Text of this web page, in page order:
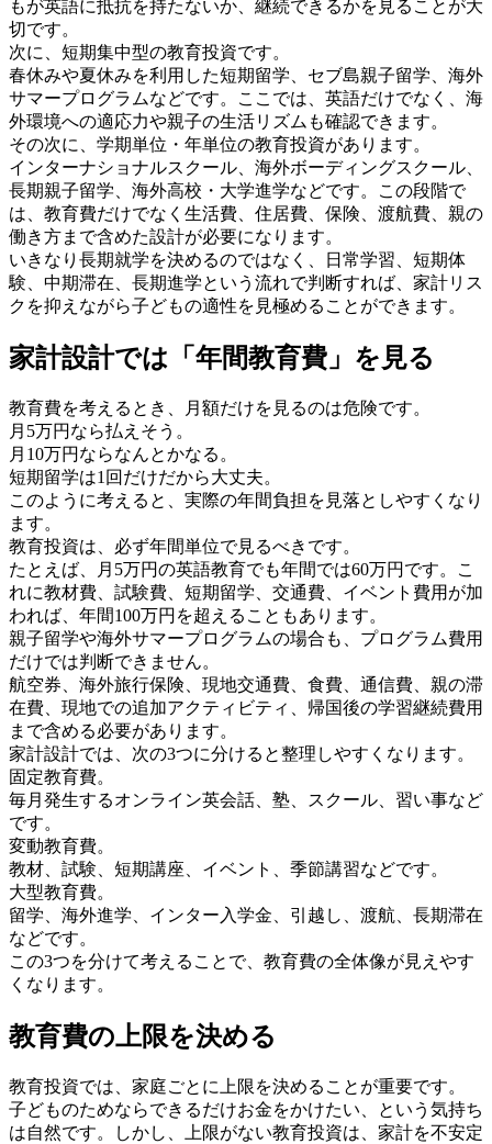
もが英語に抵抗を持たないか、継続できるかを見ることが大
切です。
次に、短期集中型の教育投資です。
春休みや夏休みを利用した短期留学、セブ島親子留学、海外
サマープログラムなどです。ここでは、英語だけでなく、海
外環境への適応力や親子の生活リズムも確認できます。
その次に、学期単位・年単位の教育投資があります。
インターナショナルスクール、海外ボーディングスクール、
長期親子留学、海外高校・大学進学などです。この段階で
は、教育費だけでなく生活費、住居費、保険、渡航費、親の
働き方まで含めた設計が必要になります。
いきなり長期就学を決めるのではなく、日常学習、短期体
験、中期滞在、長期進学という流れで判断すれば、家計リス
クを抑えながら子どもの適性を見極めることができます。
家計設計では「年間教育費」を見る
教育費を考えるとき、月額だけを見るのは危険です。
月5万円なら払えそう。
月10万円ならなんとかなる。
短期留学は1回だけだから大丈夫。
このように考えると、実際の年間負担を見落としやすくなり
ます。
教育投資は、必ず年間単位で見るべきです。
たとえば、月5万円の英語教育でも年間では60万円です。こ
れに教材費、試験費、短期留学、交通費、イベント費用が加
われば、年間100万円を超えることもあります。
親子留学や海外サマープログラムの場合も、プログラム費用
だけでは判断できません。
航空券、海外旅行保険、現地交通費、食費、通信費、親の滞
在費、現地での追加アクティビティ、帰国後の学習継続費用
まで含める必要があります。
家計設計では、次の3つに分けると整理しやすくなります。
固定教育費。
毎月発生するオンライン英会話、塾、スクール、習い事など
です。
変動教育費。
教材、試験、短期講座、イベント、季節講習などです。
大型教育費。
留学、海外進学、インター入学金、引越し、渡航、長期滞在
などです。
この3つを分けて考えることで、教育費の全体像が見えやす
くなります。
教育費の上限を決める
教育投資では、家庭ごとに上限を決めることが重要です。
子どものためならできるだけお金をかけたい、という気持ち
は自然です。しかし、上限がない教育投資は、家計を不安定